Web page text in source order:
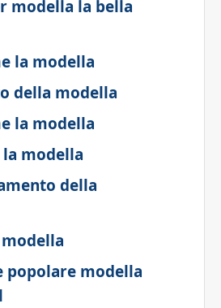
modella la bella
la modella
della modella
la modella
la modella
della
popolare modella